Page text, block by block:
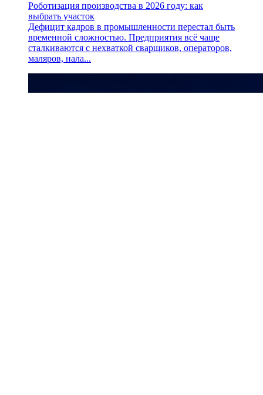
Роботизация производства в 2026 году: как
выбрать участок
Дефицит кадров в промышленности перестал быть
временной сложностью. Предприятия всё чаще
сталкиваются с нехваткой сварщиков, операторов,
маляров, нала...